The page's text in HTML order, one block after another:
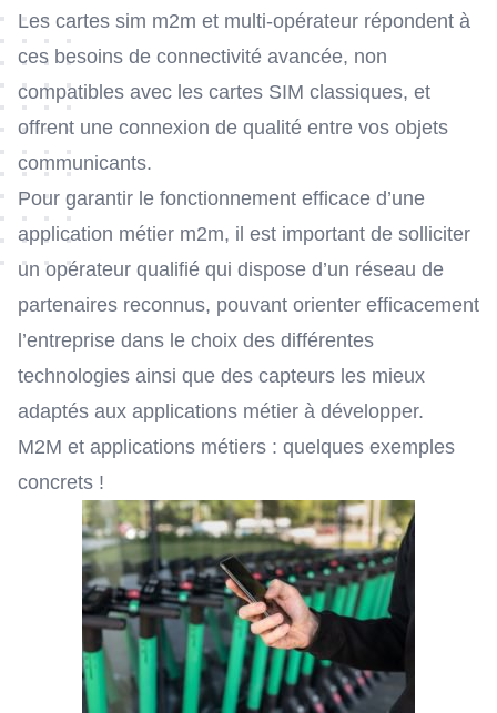
Les cartes sim m2m et multi-opérateur répondent à
ces besoins de connectivité avancée, non
compatibles avec les cartes SIM classiques, et
offrent une connexion de qualité entre vos objets
communicants.
Pour garantir le fonctionnement efficace d’une
application métier m2m, il est important de solliciter
un opérateur qualifié qui dispose d’un réseau de
partenaires reconnus, pouvant orienter efficacement
l’entreprise dans le choix des différentes
technologies ainsi que des capteurs les mieux
adaptés aux applications métier à développer.
M2M et applications métiers : quelques exemples
concrets !